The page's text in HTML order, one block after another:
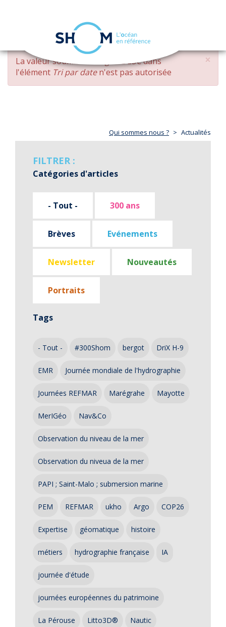
Aller
contenu
principal
navigation
×
MESSAGE
D'ERREUR
La valeur soumise changed DESCdans
l'élément Tri par daten'est pas autorisée
Qui sommes nous ? Actualités
FILTRER :
Catégories d'articles
- Tout - 300 ans
Brèves Evénements
Newsletter Nouveautés
Portraits
Tags
- Tout - #300Shom bergot DriX H-9
EMR Journée mondiale de l'hydrographie
Journées REFMAR Marégrahe Mayotte
MerIGéo Nav&Co
Observation du niveau de la mer
Observation du niveua de la mer
PAPI ; Saint-Malo ; submersion marine
PEM REFMAR ukho Argo COP26
Expertise géomatique histoire
métiers hydrographie française IA
journée d'étude
journées européennes du patrimoine
La Pérouse Litto3D® Nautic